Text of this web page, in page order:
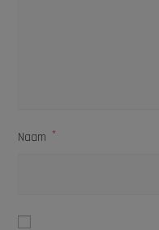
Naam *